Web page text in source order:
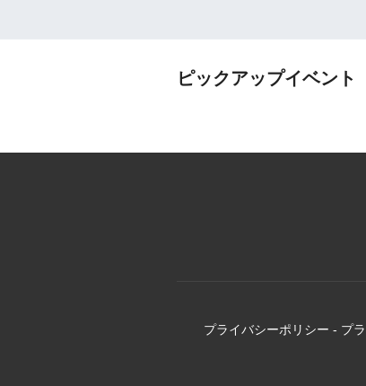
ピックアップイベント
プライバシーポリシー - プ